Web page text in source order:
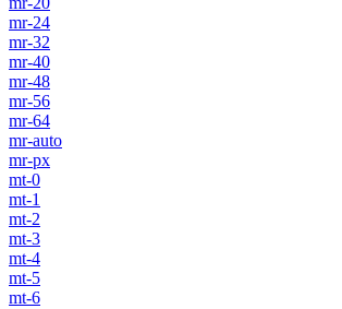
mr-24
mr-32
mr-40
mr-48
mr-56
mr-64
mr-auto
mr-px
mt-0
mt-1
mt-2
mt-3
mt-4
mt-5
mt-6